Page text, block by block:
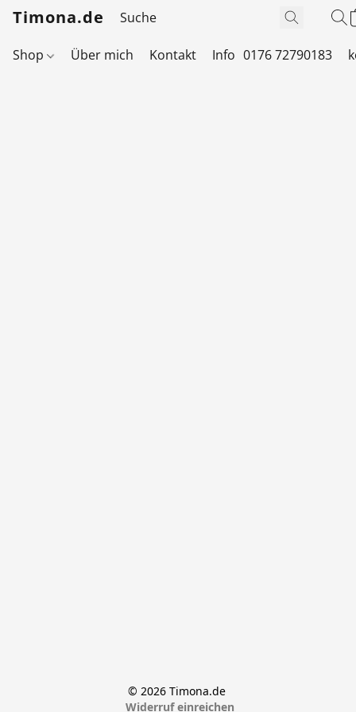
Timona.de
Shop Über mich Kontakt Info 0176 72790183
© 2026 Timona.de
Widerruf einreichen